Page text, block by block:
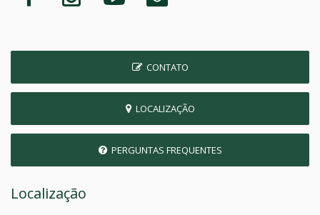
CONTATO
LOCALIZAÇÃO
PERGUNTAS FREQUENTES
Localização